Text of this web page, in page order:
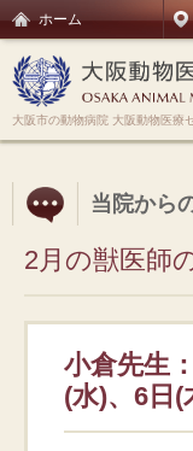
ホーム
大阪市の動物病院 大阪動物医療
当院から
2月の獣医師
小倉先生
(水)、6日(